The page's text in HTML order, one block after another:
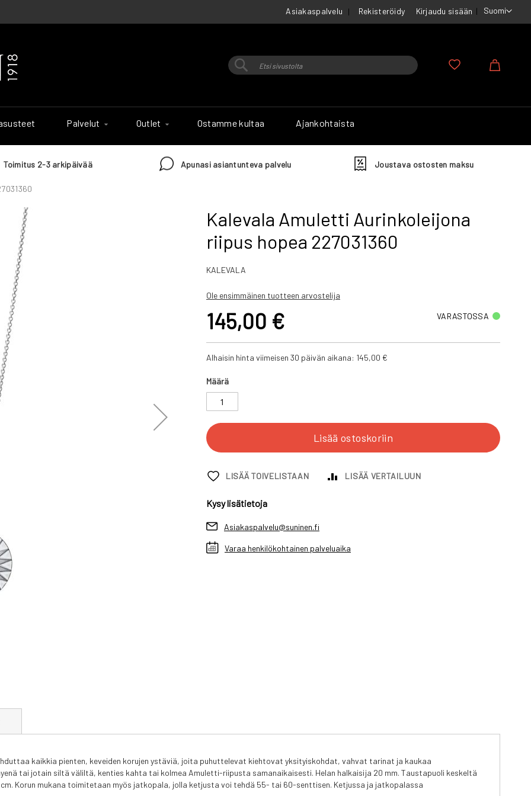
Asiakaspalvelu
Suomi
Rekisteröidy Kirjaudu sisään
Haku
Palvelut Outlet Ostamme kultaa Ajankohtaista
Toimitus 2-3 arkipäivää Apunasi asiantunteva palvelu Joustava ostosten maksu
Kalevala Amuletti Aurinkoleijona
riipus hopea 227031360
KALEVALA
Ole ensimmäinen tuotteen arvostelija
145,00 € VARASTOSSA
Alhaisin hinta viimeisen 30 päivän aikana: 145,00 €
Määrä
Lisää ostoskoriin
LISÄÄ TOIVELISTAAN LISÄÄ VERTAILUUN
Kysy lisätietoja
Asiakaspalvelu@suninen.fi
Varaa henkilökohtainen palveluaika
kaikkia pienten, keveiden korujen ystäviä, joita puhuttelevat kiehtovat yksityiskohdat, vahvat tarinat ja kaukaa
tai jotain siltä väliltä, kenties kahta tai kolmea Amuletti-riipusta samanaikaisesti. Helan halkaisija 20 mm. Taustapuoli keskeltä
Korun mukana toimitetaan myös jatkopala, jolla ketjusta voi tehdä 55- tai 60-senttisen. Ketjussa ja jatkopalassa